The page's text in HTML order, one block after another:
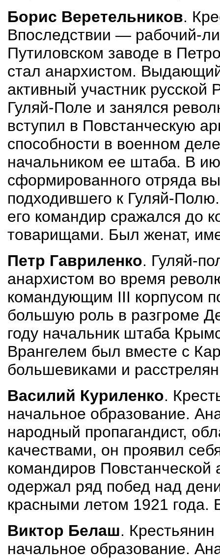
Борис Веретельников.
Впоследствии — рабочий-
Путиловском заводе в
стал анархистом.
активный участник
Гуляй-Поле и занялся
вступил в Повстанческую
способности в военном
начальником ee штаба. В
сформированного отряда
подходившего к Гуляй-
его командир сражался до
товарищами. Был женат,
Петр Гавриленко. Гуляй-
анархистом во время
командующим III корпусом
большую роль в разгроме
году начальник штаба
Врангелем был вместе с
большевиками и
Василий Куриленко.
на­чальное образование.
народный пропагандист,
качествами, он проявил
командиров
одержал ряд побед над
красными летом 1921 года.
Виктор Белаш.
начальное образование.